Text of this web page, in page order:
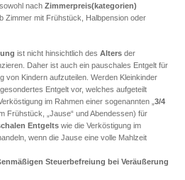
nach Zimmerpreis(kategorien)
Zimmer mit Frühstück, Halbpension oder
ist nicht hinsichtlich des Alters der
Daher ist auch ein pauschales Entgelt für
von Kindern aufzuteilen. Werden Kleinkinder
Entgelt vor, welches aufgeteilt
im Rahmen einer sogenannten „ 3/4
Frühstück, „Jause“ und Abendessen) für
Entgelts wie die Verköstigung im
wenn die Jause eine volle Mahlzeit
Steuerbefreiung bei Veräußerung